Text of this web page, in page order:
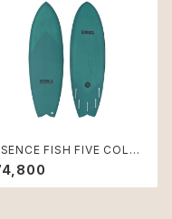
FISH FIVE COLO
｜フィッシュボード